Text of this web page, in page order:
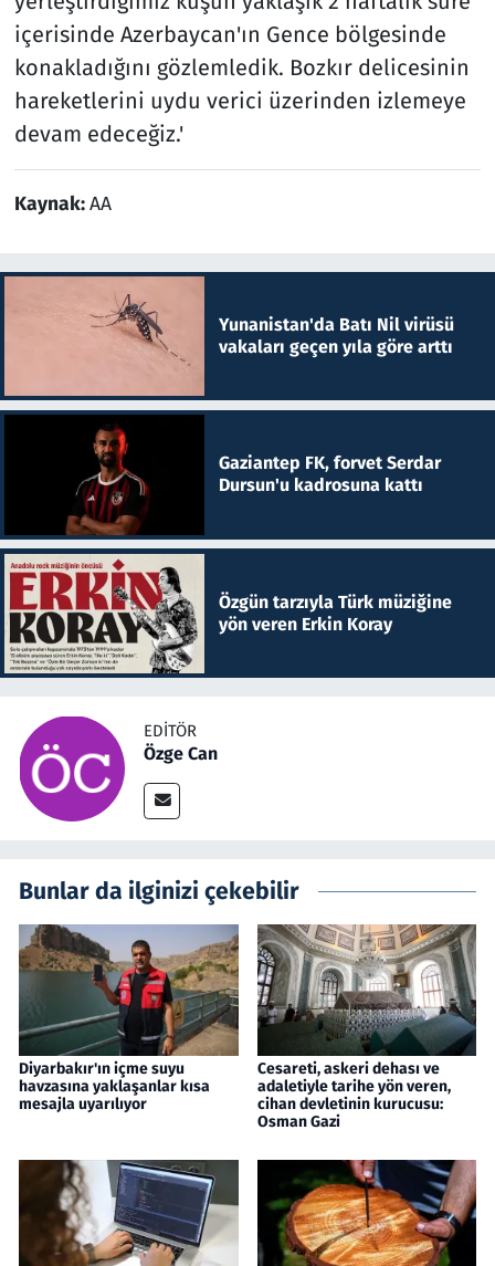
içerisinde Azerbaycan'ın Gence bölgesinde
konakladığını gözlemledik. Bozkır delicesinin
hareketlerini uydu verici üzerinden izlemeye
devam edeceğiz.'
Kaynak:AA
Yunanistan'da Batı Nil virüsü
vakaları geçen yıla göre arttı
Gaziantep FK, forvet Serdar
Dursun'u kadrosuna kattı
Özgün tarzıyla Türk müziğine
yön veren Erkin Koray
EDITÖR
Özge Can
Bunlar da ilginizi çekebilir
Diyarbakır'ın içme suyu
havzasına yaklaşanlar kısa
mesajla uyarılıyor
Cesareti, askeri dehası ve
adaletiyle tarihe yön veren,
cihan devletinin kurucusu:
Osman Gazi